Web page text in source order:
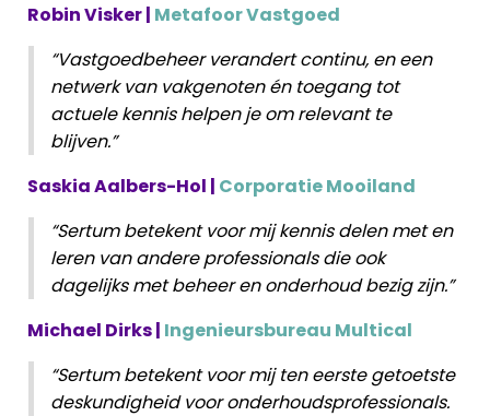
Robin Visker | Metafoor Vastgoed
“Vastgoedbeheer verandert continu, en een
netwerk van vakgenoten én toegang tot
actuele kennis helpen je om relevant te
blijven.”
Saskia Aalbers-Hol | Corporatie Mooiland
“Sertum betekent voor mij kennis delen met en
leren van andere professionals die ook
dagelijks met beheer en onderhoud bezig zijn.”
Michael Dirks | Ingenieursbureau Multical
“Sertum betekent voor mij ten eerste getoetste
deskundigheid voor onderhoudsprofessionals.